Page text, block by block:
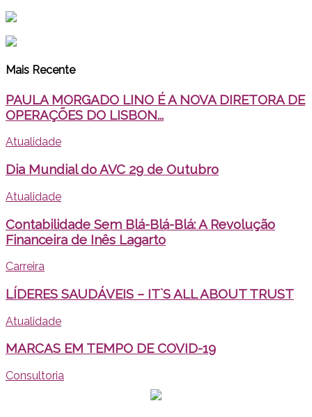
Mais Recente
PAULA MORGADO LINO É A NOVA DIRETORA DE
OPERAÇÕES DO LISBON...
Atualidade
Dia Mundial do AVC 29 de Outubro
Atualidade
Contabilidade Sem Blá-Blá-Blá: A Revolução
Financeira de Inês Lagarto
Carreira
LÍDERES SAUDÁVEIS – IT`S ALL ABOUT TRUST
Atualidade
MARCAS EM TEMPO DE COVID-19
Consultoria